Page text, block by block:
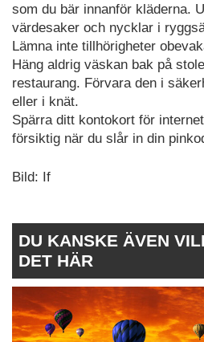
som du bär innanför kläderna.
värdesaker och nycklar i
Lämna inte tillhörigheter
Häng aldrig väskan bak på
restaurang. Förvara den i
eller i knät.
Spärra ditt kontokort för
försiktig när du slår in din
Bild: If
DU KANSKE ÄVEN
DET HÄR